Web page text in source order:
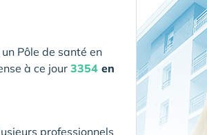
Pôle de santé en
à ce jour3354 en
professionnels